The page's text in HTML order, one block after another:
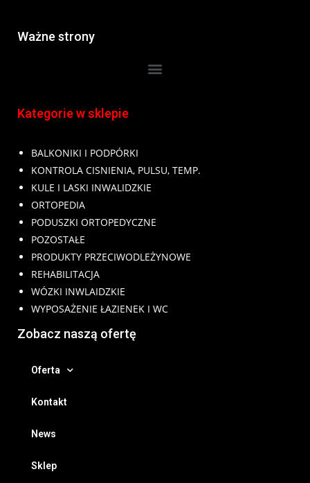
Ważne strony
Kategorie w sklepie
BALKONIKI I PODPÓRKI
KONTROLA CISNIENIA, PULSU, TEMP.
KULE I LASKI INWALIDZKIE
ORTOPEDIA
PODUSZKI ORTOPEDYCZNE
POZOSTAŁE
PRODUKTY PRZECIWODLEŻYNOWE
REHABILITACJA
WÓZKI INWLAIDZKIE
WYPOSAŻENIE ŁAZIENEK I WC
Zobacz naszą ofertę
Oferta
Kontakt
News
Sklep